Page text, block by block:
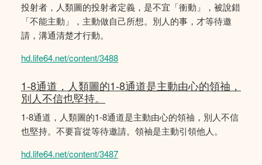
投射者，人類圖的投射者定義，是不宜「衝動」，被說錯
「不能主動」，主動做自己所想。別人的事，才等待邀
請，溝通清楚才行動。
hd.life64.net/content/3488
1-8通道，人類圖的1-8通道是主動由心的領䄂，
別人不信也堅持。
1-8通道，人類圖的1-8通道是主動由心的領䄂，別人不信
也堅持。不要盲從等待邀請。領袖是主動引領他人。
hd.life64.net/content/3487